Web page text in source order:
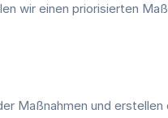
wir einen priorisierten
Maßnahmen und erstellen